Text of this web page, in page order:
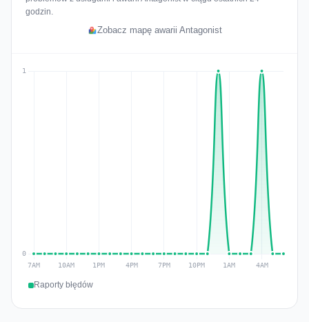
godzin.
Zobacz mapę awarii Antagonist
Raporty błędów